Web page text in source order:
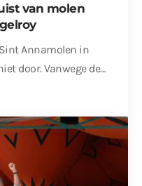
van molen
Annamolen in
door. Vanwege de…